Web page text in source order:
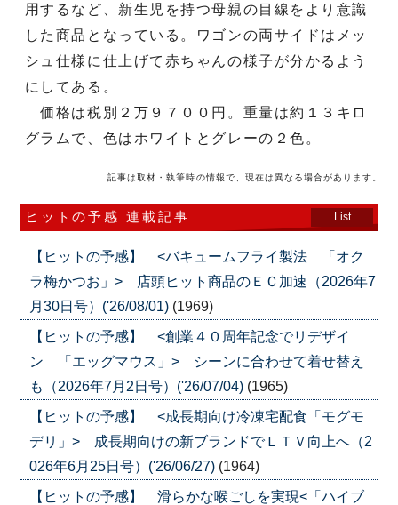
用するなど、新生児を持つ母親の目線をより意識
した商品となっている。ワゴンの両サイドはメッ
シュ仕様に仕上げて赤ちゃんの様子が分かるよう
にしてある。
価格は税別２万９７００円。重量は約１３キロ
グラムで、色はホワイトとグレーの２色。
記事は取材・執筆時の情報で、現在は異なる場合があります。
ヒットの予感 連載記事 List
【ヒットの予感】 <バキュームフライ製法 「オク
ラ梅かつお」> 店頭ヒット商品のＥＣ加速（2026年7
月30日号）('26/08/01) (1969)
【ヒットの予感】 <創業４０周年記念でリデザイ
ン 「エッグマウス」> シーンに合わせて着せ替え
も（2026年7月2日号）('26/07/04) (1965)
【ヒットの予感】 <成長期向け冷凍宅配食「モグモ
デリ」> 成長期向けの新ブランドでＬＴＶ向上へ（2
026年6月25日号）('26/06/27) (1964)
【ヒットの予感】 滑らかな喉ごしを実現<「ハイブ